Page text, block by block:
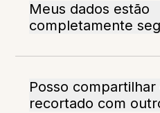
Meus dados estão
completamente
Posso
recortado com